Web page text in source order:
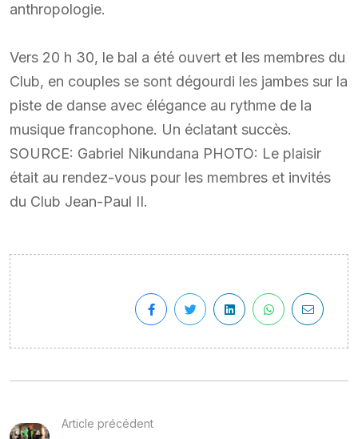
anthropologie.
Vers 20 h 30, le bal a été ouvert et les membres du
Club, en couples se sont dégourdi les jambes sur la
piste de danse avec élégance au rythme de la
musique francophone. Un éclatant succès.
SOURCE: Gabriel Nikundana PHOTO: Le plaisir
était au rendez-vous pour les membres et invités
du Club Jean-Paul II.
Article précédent